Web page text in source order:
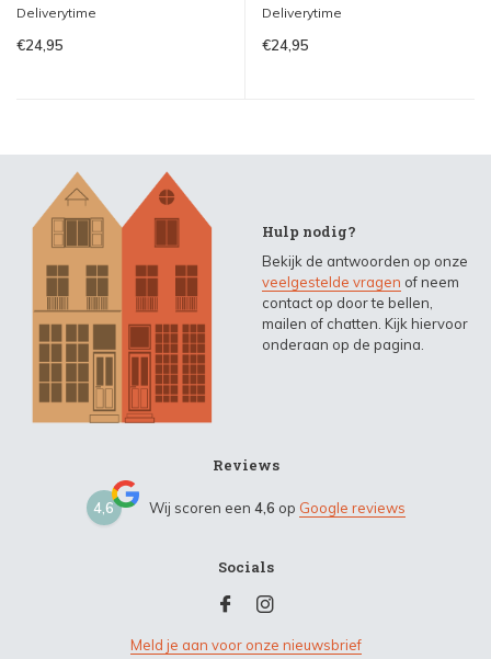
Deliverytime
€24,95
Deliverytime
€24,95
Hulp nodig?
Bekijk de antwoorden op onze
veelgestelde vragen of neem
contact op door te bellen,
mailen of chatten. Kijk hiervoor
onderaan op de pagina.
Reviews
4,6 Wij scoren een 4,6 op Google reviews
Socials
Meld je aan voor onze nieuwsbrief